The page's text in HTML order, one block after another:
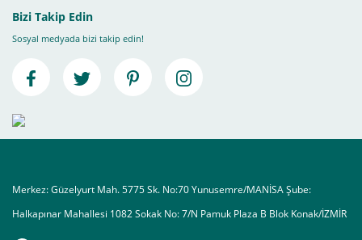
Bizi Takip Edin
Sosyal medyada bizi takip edin!
Merkez: Güzelyurt Mah. 5775 Sk. No:70 Yunusemre/MANİSA Şube:
Halkapınar Mahallesi 1082 Sokak No: 7/N Pamuk Plaza B Blok Konak/İZMİR